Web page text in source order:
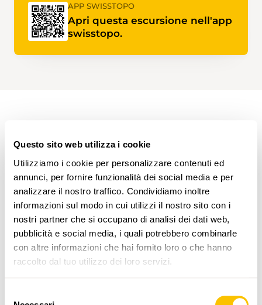
Questo sito web utilizza i cookie
Utilizziamo i cookie per personalizzare contenuti ed
annunci, per fornire funzionalità dei social media e per
analizzare il nostro traffico. Condividiamo inoltre
informazioni sul modo in cui utilizzi il nostro sito con i
nostri partner che si occupano di analisi dei dati web,
pubblicità e social media, i quali potrebbero combinarle
con altre informazioni che hai fornito loro o che hanno
raccolto dal tuo utilizzo dei loro servizi.
APP SWISSTOPO
Apri questa escursione nell'app
swisstopo.